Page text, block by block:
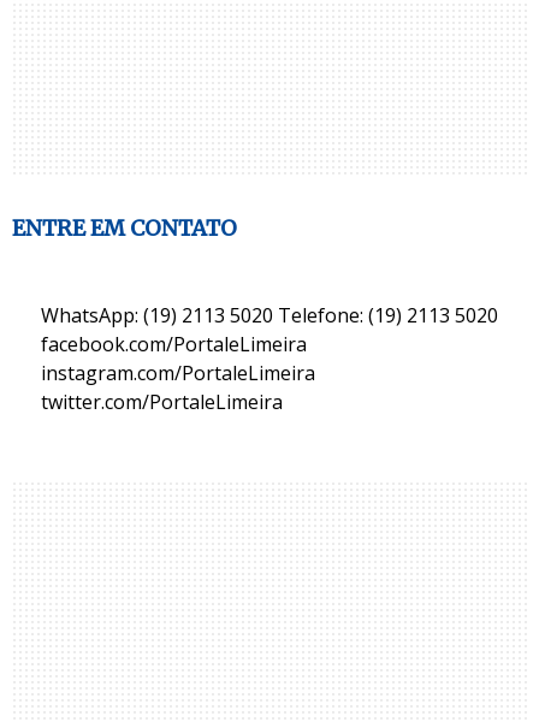
ENTRE EM CONTATO
WhatsApp: (19) 2113 5020 Telefone: (19) 2113 5020
facebook.com/PortaleLimeira
instagram.com/PortaleLimeira
twitter.com/PortaleLimeira